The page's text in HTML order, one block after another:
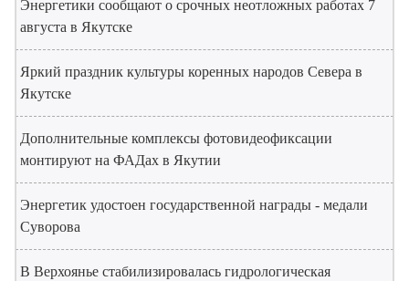
Энергетики сообщают о срочных неотложных работах 7
августа в Якутске
Яркий праздник культуры коренных народов Севера в
Якутске
Дополнительные комплексы фотовидеофиксации
монтируют на ФАДах в Якутии
Энергетик удостоен государственной награды - медали
Суворова
В Верхоянье стабилизировалась гидрологическая